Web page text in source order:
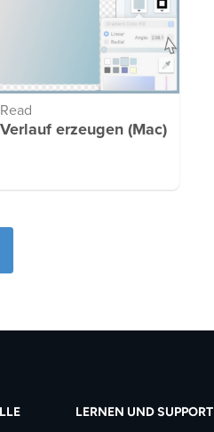
Read
Verlauf erzeugen (Mac)
LERNEN UND SUPPORT